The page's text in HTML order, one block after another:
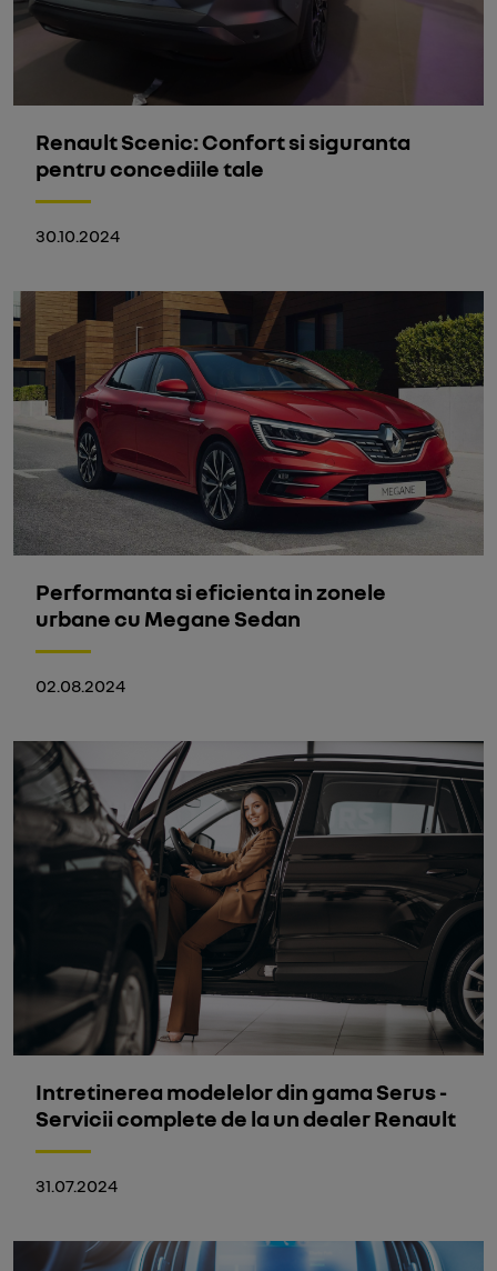
Renault Scenic: Confort si siguranta
pentru concediile tale
30.10.2024
Performanta si eficienta in zonele
urbane cu Megane Sedan
02.08.2024
Intretinerea modelelor din gama Serus -
Servicii complete de la un dealer Renault
31.07.2024